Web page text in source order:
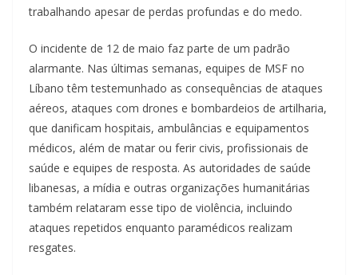
trabalhando apesar de perdas profundas e do medo.
O incidente de 12 de maio faz parte de um padrão
alarmante. Nas últimas semanas, equipes de MSF no
Líbano têm testemunhado as consequências de ataques
aéreos, ataques com drones e bombardeios de artilharia,
que danificam hospitais, ambulâncias e equipamentos
médicos, além de matar ou ferir civis, profissionais de
saúde e equipes de resposta. As autoridades de saúde
libanesas, a mídia e outras organizações humanitárias
também relataram esse tipo de violência, incluindo
ataques repetidos enquanto paramédicos realizam
resgates.